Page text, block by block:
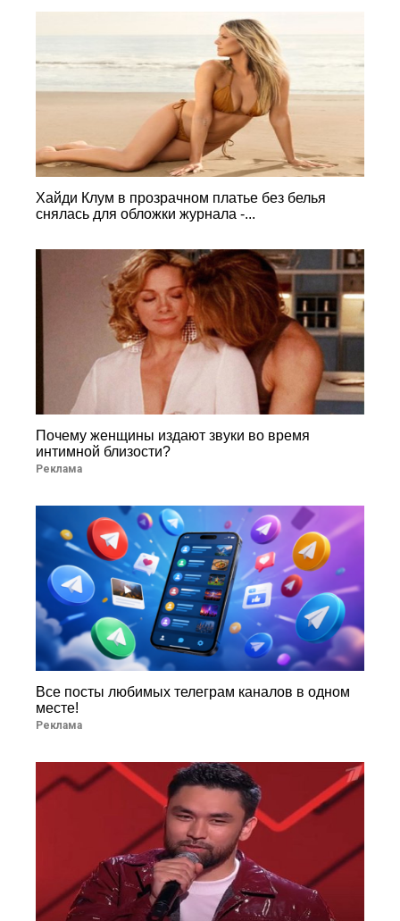
Хайди Клум в прозрачном платье без белья
снялась для обложки журнала -...
Почему женщины издают звуки во время
интимной близости?
Реклама
Все посты любимых телеграм каналов в одном
месте!
Реклама